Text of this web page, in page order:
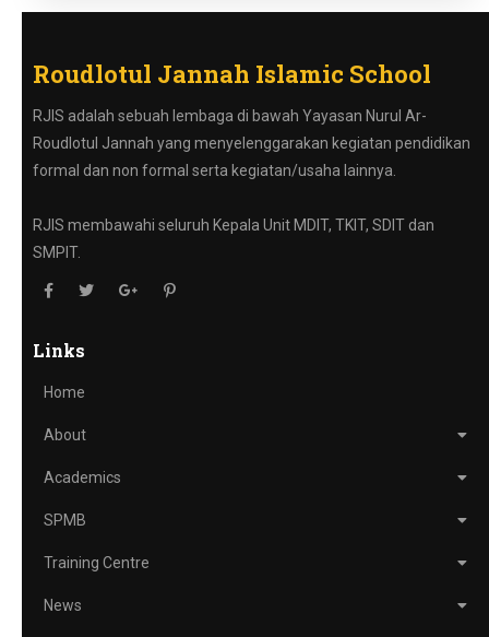
Roudlotul Jannah Islamic School
RJIS adalah sebuah lembaga di bawah Yayasan Nurul Ar-
Roudlotul Jannah yang menyelenggarakan kegiatan pendidikan
formal dan non formal serta kegiatan/usaha lainnya.
RJIS membawahi seluruh Kepala Unit MDIT, TKIT, SDIT dan
SMPIT.
Links
Home
About
Academics
SPMB
Training Centre
News